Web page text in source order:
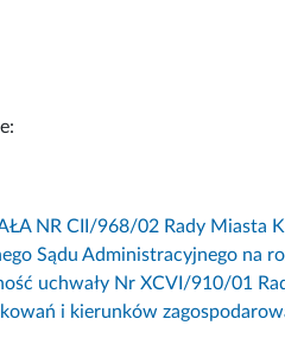
NR CII/968/02 Rady Miasta
Sądu Administracyjnego na
uchwały Nr XCVI/910/01
i kierunków